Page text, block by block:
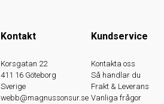
Kontakt
Korsgatan 22
411 16 Göteborg
Sverige
webb@magnussonsur.se
Kundservice
Kontakta oss
Så handlar du
Frakt & Leverans
Vanliga frågor